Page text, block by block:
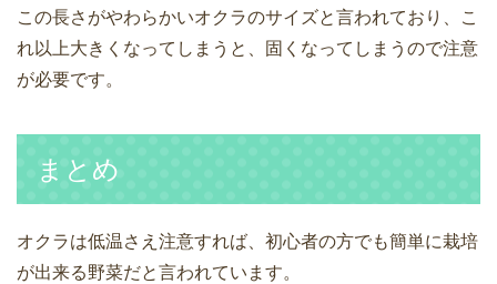
この長さがやわらかいオクラのサイズと言われており、こ
れ以上大きくなってしまうと、固くなってしまうので注意
が必要です。
まとめ
オクラは低温さえ注意すれば、初心者の方でも簡単に栽培
が出来る野菜だと言われています。